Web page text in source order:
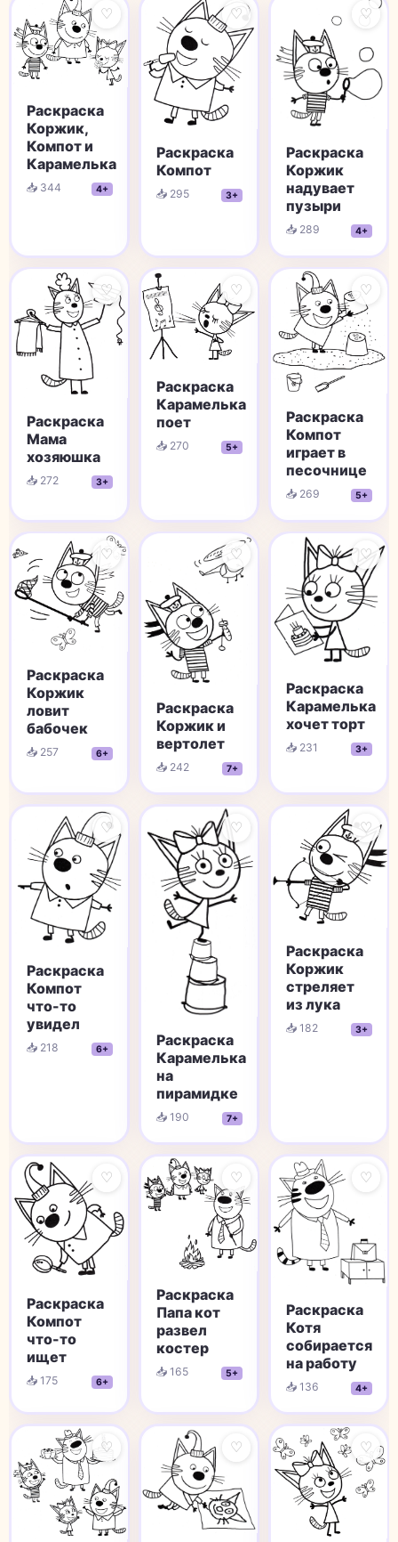
♡
Раскраска
Коржик,
Компот и
Карамелька
📥 344 4+
♡
Раскраска
Компот
📥 295 3+
♡
Раскраска
Коржик
надувает
пузыри
📥 289 4+
♡
Раскраска
Мама
хозяюшка
📥 272 3+
♡
Раскраска
Карамелька
поет
📥 270 5+
♡
Раскраска
Компот
играет в
песочнице
📥 269 5+
♡
Раскраска
Коржик
ловит
бабочек
📥 257 6+
♡
Раскраска
Коржик и
вертолет
📥 242 7+
♡
Раскраска
Карамелька
хочет торт
📥 231 3+
♡
Раскраска
Компот
что-то
увидел
📥 218 6+
♡
Раскраска
Карамелька
на
пирамидке
📥 190 7+
♡
Раскраска
Коржик
стреляет
из лука
📥 182 3+
♡
Раскраска
Компот
что-то
ищет
📥 175 6+
♡
Раскраска
Папа кот
развел
костер
📥 165 5+
♡
Раскраска
Котя
собирается
на работу
📥 136 4+
♡ ♡ ♡